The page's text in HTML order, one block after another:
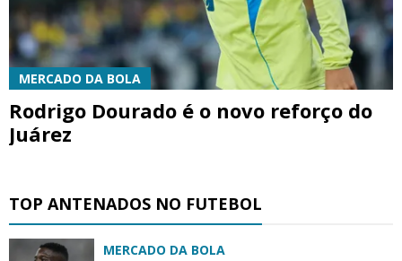
MERCADO DA BOLA
Rodrigo Dourado é o novo reforço do
Juárez
TOP ANTENADOS NO FUTEBOL
MERCADO DA BOLA